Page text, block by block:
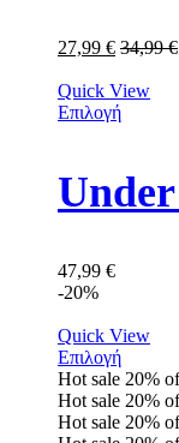
27,99 € 34,99€
Quick View
Επιλογή
47,99 €
-20%
Quick View
Επιλογή
Hot sale 20%
Hot sale 20%
Hot sale 20%